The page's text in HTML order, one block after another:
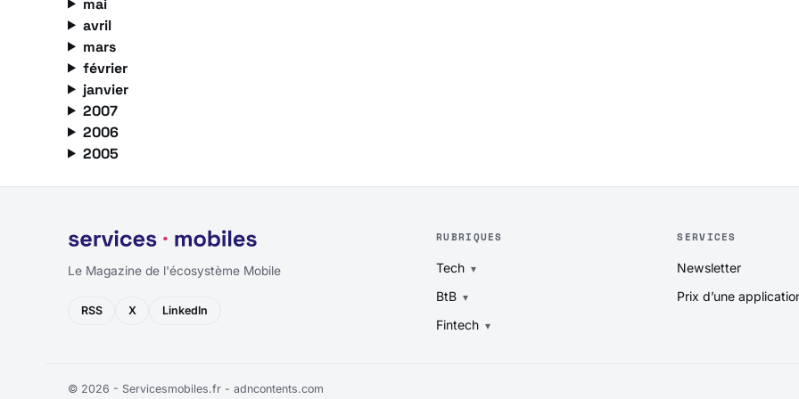
avril
mars
février
janvier
2007
2006
2005
Le Magazine de l'écosystème Mobile
RSS X LinkedIn
RUBRIQUES
Tech
BtB
Fintech
SERVICES
Newsletter
Prix d’une
© 2026 - Servicesmobiles.fr - adncontents.com